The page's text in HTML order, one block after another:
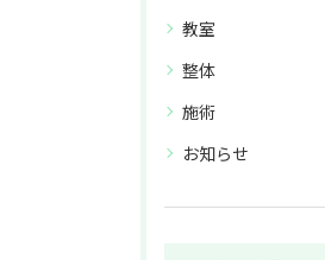
教室
整体
施術
お知らせ